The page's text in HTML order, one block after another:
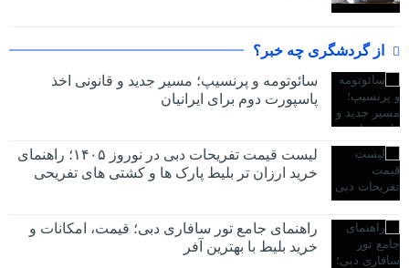
از گردشگری چه خبر؟
سائوتومه و پرنسیپ؛ مسیر جدید و قانونی اخذ
پاسپورت دوم برای ایرانیان
لیست قیمت تفریحات دبی در نوروز ۱۴۰۵؛ راهنمای
خرید ارزان تر بلیط پارک ها و کشتی های تفریحی
راهنمای جامع تور سافاری دبی؛ قیمت، امکانات و
خرید بلیط با بهترین آفر